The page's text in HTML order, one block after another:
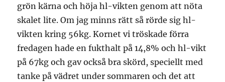
grön kärna och höja hl-vikten genom att nöta
skalet lite. Om jag minns rätt så rörde sig hl-
vikten kring 56kg. Kornet vi tröskade förra
fredagen hade en fukthalt på 14,8% och hl-vikt
på 67kg och gav också bra skörd, speciellt med
tanke på vädret under sommaren och det att